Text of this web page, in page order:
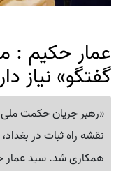
عمار حکیم :
گفتگو» نیاز
«رهبر جریان حکمت ملی
نقشه راه ثبات در
همکاری شد. سید عمار